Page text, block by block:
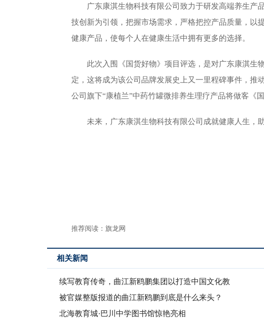
广东康淇生物科技有限公司致力于研发高端养生产
技创新为引领，把握市场需求，严格把控产品质量，以
健康产品，使每个人在健康生活中拥有更多的选择。
此次入围《国货好物》项目评选，是对广东康淇生
定，这将成为该公司品牌发展史上又一里程碑事件，推
公司旗下“康植兰”中药竹罐微排养生理疗产品将做客《
未来，广东康淇生物科技有限公司成就健康人生，
推荐阅读： 旗龙网
相关新闻
续写教育传奇，曲江新鸥鹏集团以打造中国文化教
育新繁荣
被官媒整版报道的曲江新鸥鹏到底是什么来头？
北海教育城·巴川中学图书馆惊艳亮相